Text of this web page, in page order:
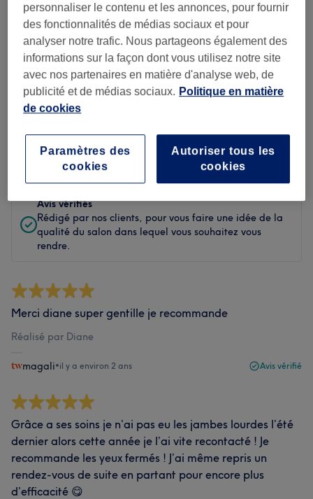
Propreté
Personnel
Filtrer les avis
Évaluation Filtrer par évaluation
Avis vérifiés
Rédigé par nos clients, pour vous faire une idée de la
qualité du salon dans lequel vous souhaitez vous
rendre.
Merci diane super gentille je recommande
Réalisé par Diane
magali•il y a environ 2 ans Avis vérifié
Grâce a ses soins je n’ai pas eu les jambes lourdes l’été
dernier alors cette année je l’ai vite recontacté ! Je
recommande les yeux fermés ! J’ai même repris un
rendez-vous de suite en partant pour encore plus
d’efficacité 😋
personnaliser le contenu et les annonces, pour fournir
des fonctionnalités de médias sociaux et pour
analyser notre trafic. Nous partageons également des
informations sur la façon dont vous utilisez notre site
avec nos partenaires en matière d'analyse web, de
publicité et de médias sociaux. Politique en matière
de cookies
Autoriser tous les
cookies
Paramètres des
cookies